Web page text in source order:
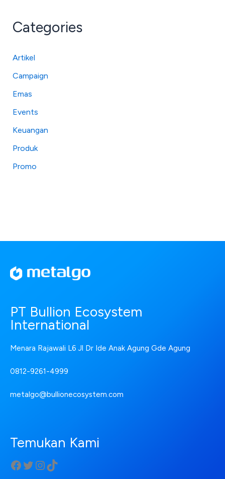
Categories
Artikel
Campaign
Emas
Events
Keuangan
Produk
Promo
PT Bullion Ecosystem
International
Menara Rajawali L6 Jl Dr Ide Anak Agung Gde Agung
0812-9261-4999
metalgo@bullionecosystem.com
Temukan Kami